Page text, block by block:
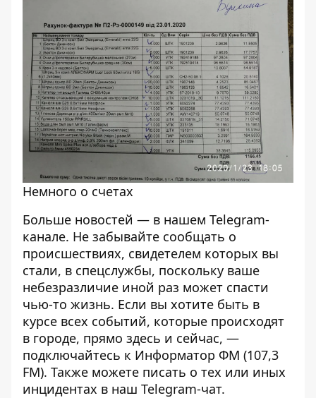
Немного о счетах
Больше новостей — в нашем Telegram-
канале. Не забывайте сообщать о
происшествиях, свидетелем которых вы
стали, в спецслужбы, поскольку ваше
небезразличие иной раз может спасти
чью-то жизнь. Если вы хотите быть в
курсе всех событий, которые происходят
в городе, прямо здесь и сейчас, —
подключайтесь к Информатор ФМ (107,3
FM). Также можете писать о тех или иных
инцидентах в наш Telegram-чат.